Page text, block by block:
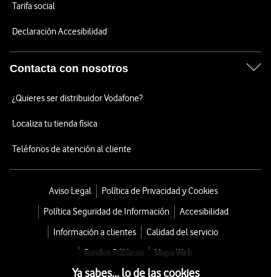
Tarifa social
Declaración Accesibilidad
Contacta con nosotros
¿Quieres ser distribuidor Vodafone?
Localiza tu tienda física
Teléfonos de atención al cliente
Aviso Legal
Política de Privacidad y Cookies
Política Seguridad de Información
Accesibilidad
Información a clientes
Calidad del servicio
Fondos Públicos
Mapa Web
Ya sabes... lo de las cookies